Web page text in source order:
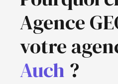
Agence
votre
Auch ?